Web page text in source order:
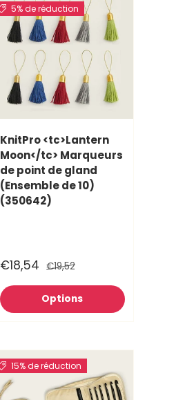
5% de réduction
KnitPro <tc>Lantern
Moon</tc> Marqueurs
de point de gland
(Ensemble de 10)
(350642)
€18,54 €19,52
Options
15% de réduction